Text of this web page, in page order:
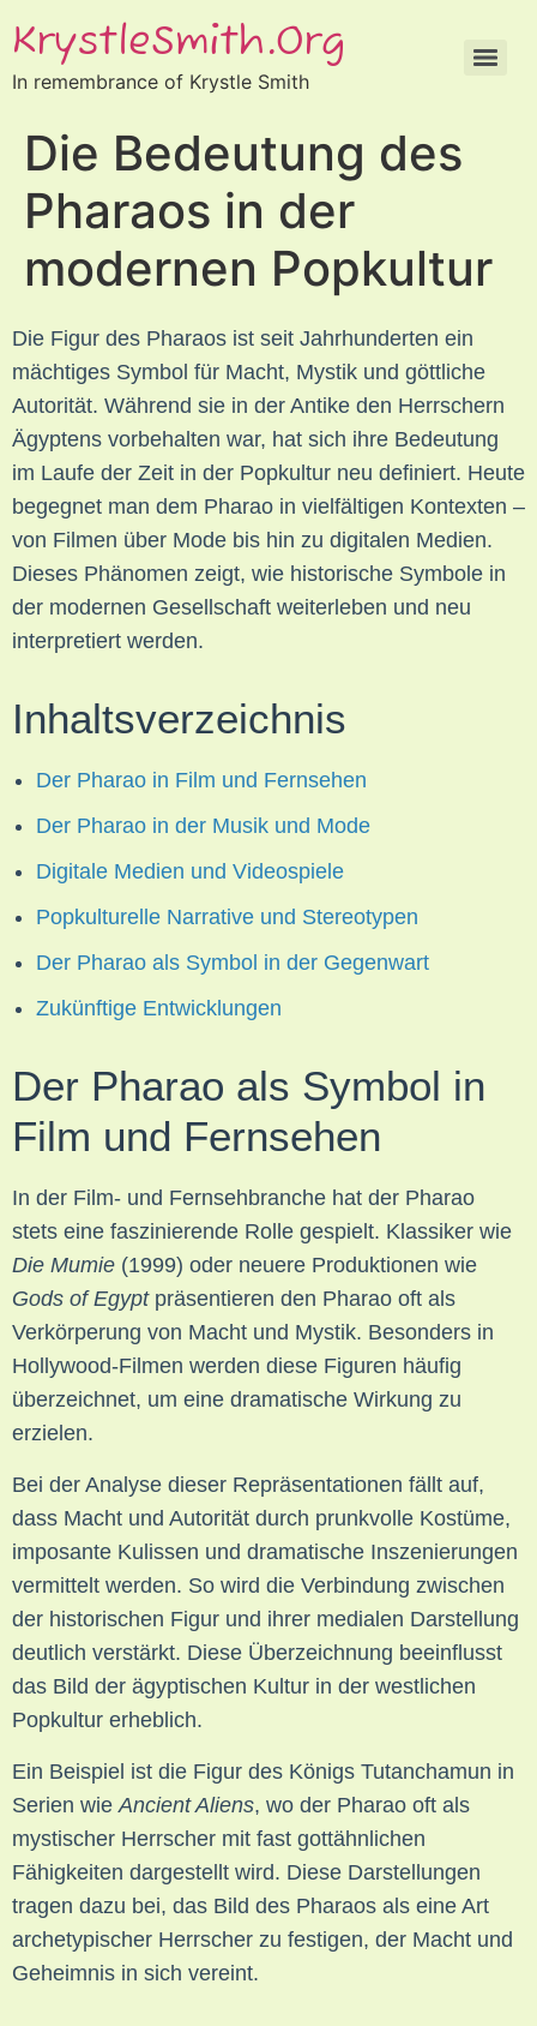
KrystleSmith.org
In remembrance of Krystle Smith
Die Bedeutung des
Pharaos in der
modernen Popkultur
Die Figur des Pharaos ist seit Jahrhunderten ein
mächtiges Symbol für Macht, Mystik und göttliche
Autorität. Während sie in der Antike den Herrschern
Ägyptens vorbehalten war, hat sich ihre Bedeutung
im Laufe der Zeit in der Popkultur neu definiert. Heute
begegnet man dem Pharao in vielfältigen Kontexten –
von Filmen über Mode bis hin zu digitalen Medien.
Dieses Phänomen zeigt, wie historische Symbole in
der modernen Gesellschaft weiterleben und neu
interpretiert werden.
Inhaltsverzeichnis
Der Pharao in Film und Fernsehen
Der Pharao in der Musik und Mode
Digitale Medien und Videospiele
Popkulturelle Narrative und Stereotypen
Der Pharao als Symbol in der Gegenwart
Zukünftige Entwicklungen
Der Pharao als Symbol in
Film und Fernsehen
In der Film- und Fernsehbranche hat der Pharao
stets eine faszinierende Rolle gespielt. Klassiker wie
Die Mumie (1999) oder neuere Produktionen wie
Gods of Egyptpräsentieren den Pharao oft als
Verkörperung von Macht und Mystik. Besonders in
Hollywood-Filmen werden diese Figuren häufig
überzeichnet, um eine dramatische Wirkung zu
erzielen.
Bei der Analyse dieser Repräsentationen fällt auf,
dass Macht und Autorität durch prunkvolle Kostüme,
imposante Kulissen und dramatische Inszenierungen
vermittelt werden. So wird die Verbindung zwischen
der historischen Figur und ihrer medialen Darstellung
deutlich verstärkt. Diese Überzeichnung beeinflusst
das Bild der ägyptischen Kultur in der westlichen
Popkultur erheblich.
Ein Beispiel ist die Figur des Königs Tutanchamun in
Serien wieAncient Aliens, wo der Pharao oft als
mystischer Herrscher mit fast gottähnlichen
Fähigkeiten dargestellt wird. Diese Darstellungen
tragen dazu bei, das Bild des Pharaos als eine Art
archetypischer Herrscher zu festigen, der Macht und
Geheimnis in sich vereint.